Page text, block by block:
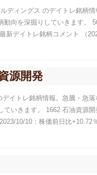
ディングス のデイトレ銘柄
動向を深掘りしていきます。
新デイトレ銘柄コメント （
源開発
デイトレ銘柄情報。急騰・急
ていきます。 1662 石油資源
10/10：株価前日比+10.72